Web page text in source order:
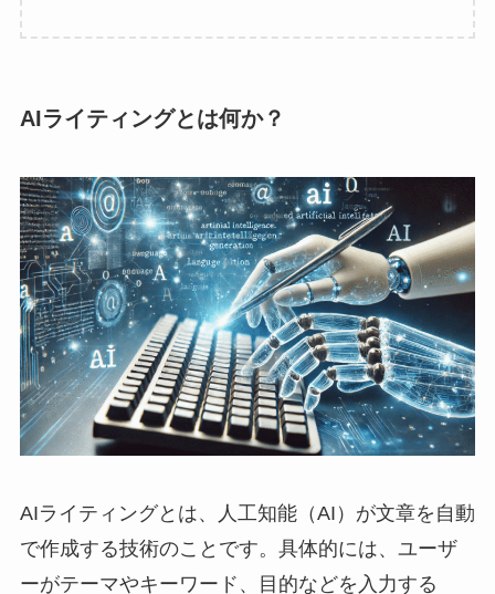
AIライティングとは何か？
AIライティングとは、人工知能（AI）が文章を自動
で作成する技術のことです。具体的には、ユーザ
ーがテーマやキーワード、目的などを入力する